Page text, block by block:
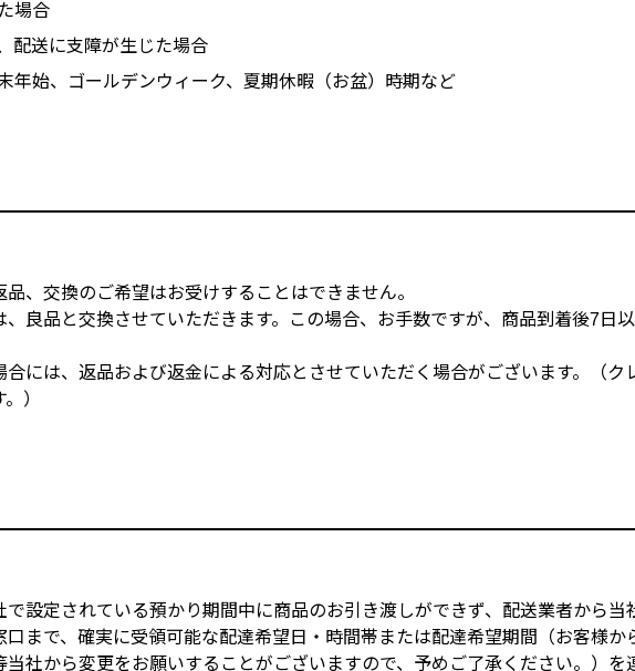
場合
配送に支障が生じた場合
年始、ゴールデンウィーク、夏期休暇（お盆）時期など
、交換のご希望はお受けすることはできません。
良品と交換させていただきます。この場合、お手数ですが、商品到着後7日
には、返品および返金による対応とさせていただく場合がございます。（ク
）
設定されている預かり期間中に商品のお引き渡しができず、配送業者から当
まで、確実に受領可能な配達希望日・時間帯または配達希望期間（お客様
社から変更をお願いすることがございますので、予めご了承ください。）